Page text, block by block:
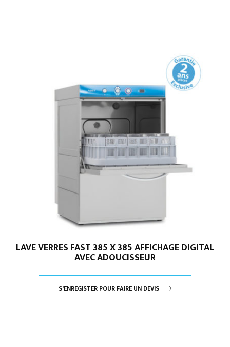
LAVE VERRES FAST 385 X 385 AFFICHAGE DIGITAL
AVEC ADOUCISSEUR
S'ENREGISTER POUR FAIRE UN DEVIS